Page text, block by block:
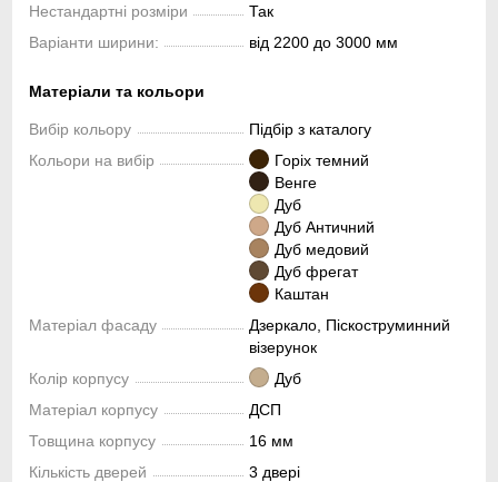
Нестандартні розміри
Так
Варіанти ширини:
від 2200 до 3000 мм
Матеріали та кольори
Вибір кольору
Підбір з каталогу
Кольори на вибір
Горіх темний
Венге
Дуб
Дуб Античний
Дуб медовий
Дуб фрегат
Каштан
Матеріал фасаду
Дзеркало, Піскоструминний
візерунок
Колір корпусу
Дуб
Матеріал корпусу
ДСП
Товщина корпусу
16 мм
Кількість дверей
3 двері